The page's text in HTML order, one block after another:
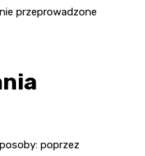
przeprowadzone
poprzez